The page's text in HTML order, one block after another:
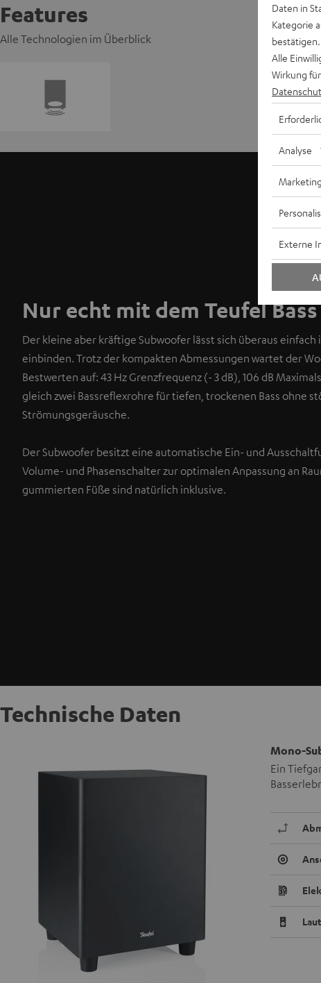
Features
Alle Technologien im Überblick
Nur echt mit dem Teufel Bass
Der kleine aber kräftige Subwoofer lässt sich überaus einfach
einbinden. Trotz der kompakten Abmessungen wartet der
Bestwerten auf: 43 Hz Grenzfrequenz (- 3 dB), 106 dB
gleich zwei Bassreflexrohre für tiefen, trockenen Bass ohne
Strömungsgeräusche.
Der Subwoofer besitzt eine automatische Ein- und
Volume- und Phasenschalter zur optimalen Anpassung an
gummierten Füße sind natürlich inklusive.
Technische Daten
Mono-
Ein
Daten in
Kategorie
bestätigen.
Alle
Wirkung
Analyse
Marketing
Externe